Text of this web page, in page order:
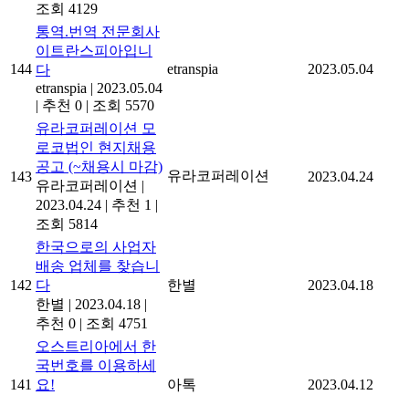
조회 4129
144
통역.번역 전문회사
이트란스피아입니
다
etranspia | 2023.05.04
| 추천 0 | 조회 5570
etranspia 2023.05.04
143
유라코퍼레이션 모
로코법인 현지채용
공고 (~채용시 마감)
유라코퍼레이션 |
2023.04.24 | 추천 1 |
조회 5814
유라코퍼레이션 2023.04.24
142
한국으로의 사업자
배송 업체를 찾습니
다
한별 | 2023.04.18 |
추천 0 | 조회 4751
한별 2023.04.18
141
오스트리아에서 한
국번호를 이용하세
요!
아톡 2023.04.12